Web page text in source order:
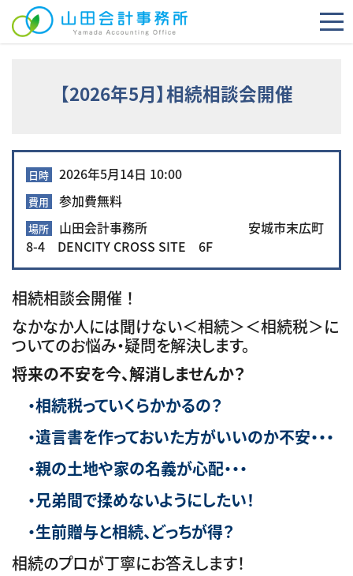
コンテンツへスキップ
【2026年5月】相続相談会開催
日時 2026年5月14日 10:00
費用 参加費無料
場所
山田会計事務所 安城市末広町
8-4 DENCITY CROSS SITE 6F
相続相談会開催 ！
なかなか人には聞けない＜相続＞＜相続税＞に
ついてのお悩み・疑問を解決します。
将来の不安を今、解消しませんか？
・相続税っていくらかかるの？
・遺言書を作っておいた方がいいのか不安・・・
・親の土地や家の名義が心配・・・
・兄弟間で揉めないようにしたい！
・生前贈与と相続、どっちが得？
相続のプロが丁寧にお答えします！